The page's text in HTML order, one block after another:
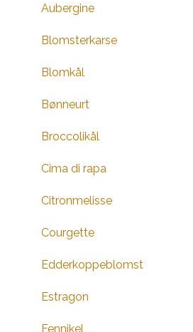
Aubergine
Blomsterkarse
Blomkål
Bønneurt
Broccolikål
Cima di rapa
Citronmelisse
Courgette
Edderkoppeblomst
Estragon
Fennikel